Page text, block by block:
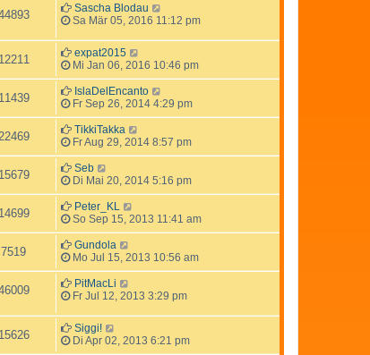
Sascha Blodau
Sa Mär 05, 2016 11:12 pm
12211
expat2015
Mi Jan 06, 2016 10:46 pm
11439
IslaDelEncanto
Fr Sep 26, 2014 4:29 pm
22469
TikkiTakka
Fr Aug 29, 2014 8:57 pm
15679
Seb
Di Mai 20, 2014 5:16 pm
14699
Peter_KL
So Sep 15, 2013 11:41 am
7519
Gundola
Mo Jul 15, 2013 10:56 am
PitMacLi
Fr Jul 12, 2013 3:29 pm
15626
Siggi!
Di Apr 02, 2013 6:21 pm